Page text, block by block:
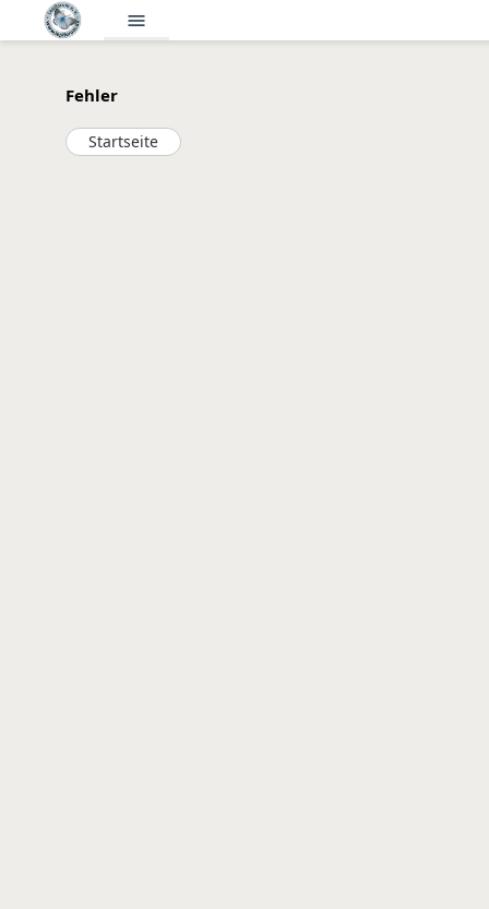
menu
Fehler
Startseite